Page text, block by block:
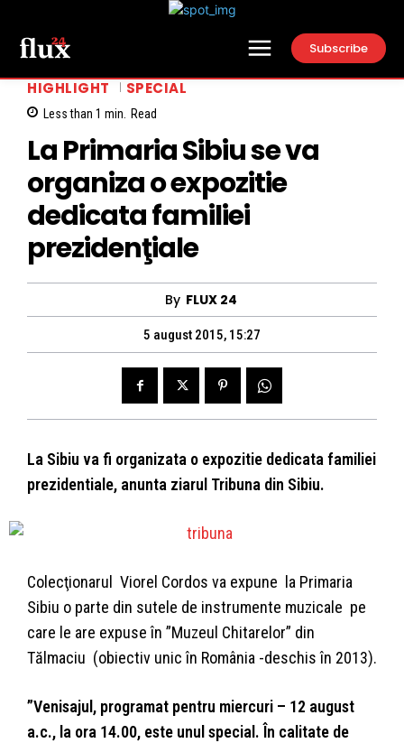
Subscribe
HIGHLIGHT SPECIAL
Less than 1 min. Read
La Primaria Sibiu se va
organiza o expozitie
dedicata familiei
prezidenţiale
By FLUX 24
5 august 2015, 15:27
La Sibiu va fi organizata o expozitie dedicata familiei
prezidentiale, anunta ziarul Tribuna din Sibiu.
Colecţionarul Viorel Cor­dos va expune la Primaria
Sibiu o par­te din sutele de instrumente muzicale pe
care le are ex­puse în ”Muzeul Chitarelor” din
Tălmaciu (obiectiv unic în România -deschis în 2013).
”Venisajul, progra­mat pentru miercuri – 12 august
a.c., la ora 14.00, este unul special. În calitate de